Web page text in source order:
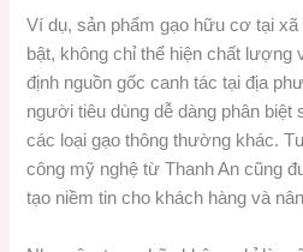
Ví dụ, sản phẩm gạo hữu cơ tại
bật, không chỉ thể hiện chất lượng
định nguồn gốc canh tác tại địa
người tiêu dùng dễ dàng phân
các loại gạo thông thường khác.
công mỹ nghệ từ Thanh An cũng
tạo niềm tin cho khách hàng và